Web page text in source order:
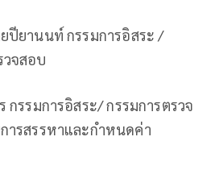
ปียานนท์ กรรมการอิสระ /
วจสอบ
กรรมการอิสระ/ กรรมการตรวจ
ารสรรหาและกำหนดค่า